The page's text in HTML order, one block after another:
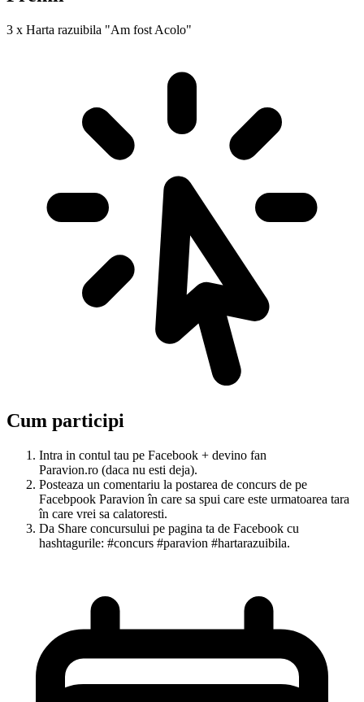
3 x Harta razuibila "Am fost Acolo"
Cum participi
Intra in contul tau pe Facebook + devino fan
Paravion.ro (daca nu esti deja).
Posteaza un comentariu la postarea de concurs de pe
Facebpook Paravion în care sa spui care este urmatoarea tara
în care vrei sa calatoresti.
Da Share concursului pe pagina ta de Facebook cu
hashtagurile: #concurs #paravion #hartarazuibila.